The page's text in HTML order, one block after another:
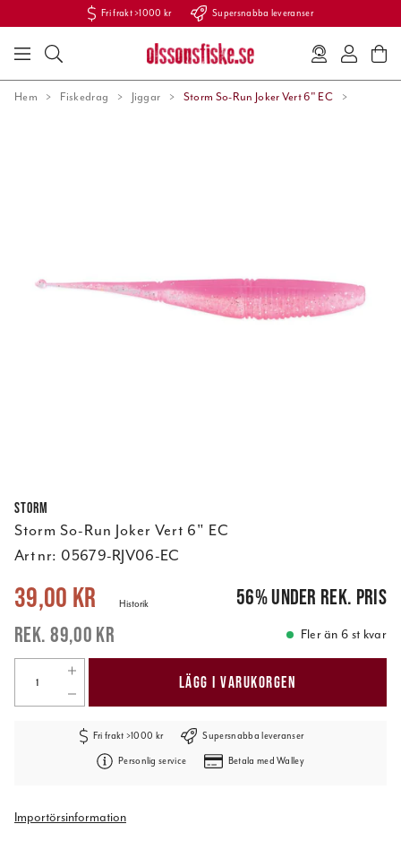
Fri frakt >1000 kr Supersnabba leveranser
Hem Fiskedrag Jiggar Storm So-Run Joker Vert 6" EC
Storm
Storm So-Run Joker Vert 6" EC
Art nr: 05679-RJV06-EC
Nuvarande pris: 89,00 kr
39,00 kr
89,00 kr
Historik 56%under rek. pris
Fler än 6 st kvar
LÄGG I VARUKORGEN
Fri frakt >1000 kr Supersnabba leveranser
Personlig service Betala med Walley
Importörsinformation